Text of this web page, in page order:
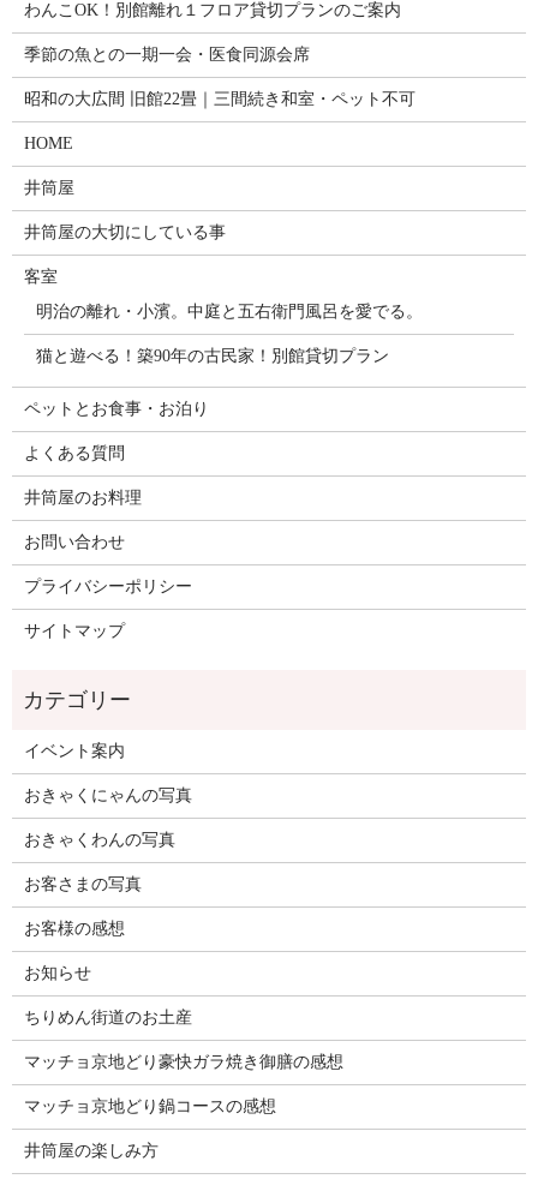
わんこOK！別館離れ１フロア貸切プランのご案内
季節の魚との一期一会・医食同源会席
昭和の大広間 旧館22畳｜三間続き和室・ペット不可
HOME
井筒屋
井筒屋の大切にしている事
客室
明治の離れ・小濱。中庭と五右衛門風呂を愛でる。
猫と遊べる！築90年の古民家！別館貸切プラン
ペットとお食事・お泊り
よくある質問
井筒屋のお料理
お問い合わせ
プライバシーポリシー
サイトマップ
イベント案内
おきゃくにゃんの写真
おきゃくわんの写真
お客さまの写真
お客様の感想
お知らせ
ちりめん街道のお土産
マッチョ京地どり豪快ガラ焼き御膳の感想
マッチョ京地どり鍋コースの感想
井筒屋の楽しみ方